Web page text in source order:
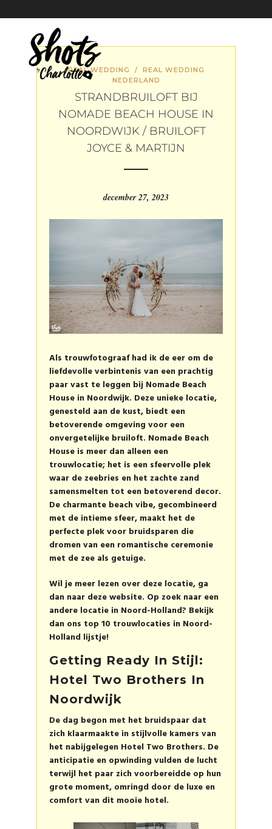
REAL WEDDING / REAL WEDDING
NEDERLAND
STRANDBRUILOFT BIJ
NOMADE BEACH HOUSE IN
NOORDWIJK / BRUILOFT
JOYCE & MARTIJN
december 27, 2023
Als trouwfotograaf had ik de eer om de
liefdevolle verbintenis van een prachtig
paar vast te leggen bij Nomade Beach
House in Noordwijk. Deze unieke locatie,
genesteld aan de kust, biedt een
betoverende omgeving voor een
onvergetelijke bruiloft. Nomade Beach
House is meer dan alleen een
trouwlocatie; het is een sfeervolle plek
waar de zeebries en het zachte zand
samensmelten tot een betoverend decor.
De charmante beach vibe, gecombineerd
met de intieme sfeer, maakt het de
perfecte plek voor bruidsparen die
dromen van een romantische ceremonie
met de zee als getuige.
Wil je meer lezen over deze locatie, ga
dan naar deze website. Op zoek naar een
andere locatie in Noord-Holland? Bekijk
dan ons top 10 trouwlocaties in Noord-
Holland lijstje!
Getting Ready In Stijl:
Hotel Two Brothers In
Noordwijk
De dag begon met het bruidspaar dat
zich klaarmaakte in stijlvolle kamers van
het nabijgelegen Hotel Two Brothers. De
anticipatie en opwinding vulden de lucht
terwijl het paar zich voorbereidde op hun
grote moment, omringd door de luxe en
comfort van dit mooie hotel.